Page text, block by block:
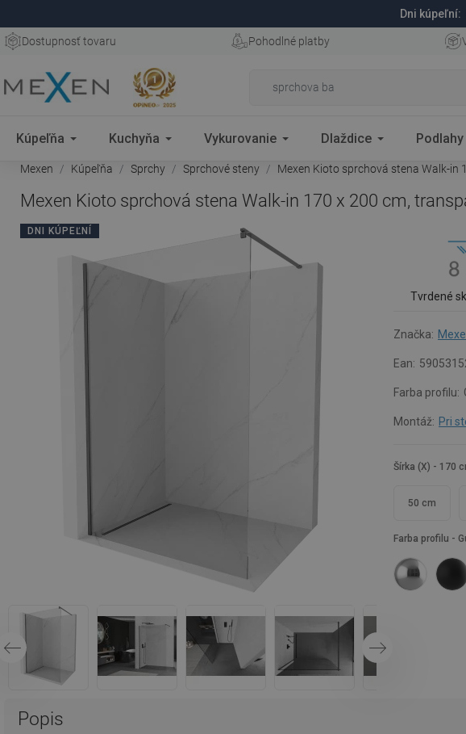
Dni kúpeľní:
Dostupnosť tovaru Pohodlné platby
Kúpeľňa Kuchyňa Vykurovanie Dlaždice Podlahy
Mexen Kúpeľňa Sprchy Sprchové steny Mexen Kioto sprchová stena Walk-in
Mexen Kioto sprchová stena Walk-in 170 x 200 cm,
DNI KÚPEĽNÍ
Tvrdené
Značka:
Ean:
Farba profilu:
Montáž: Pri
Farba profilu -
Šírka (X) - 170
50 cm
Popis